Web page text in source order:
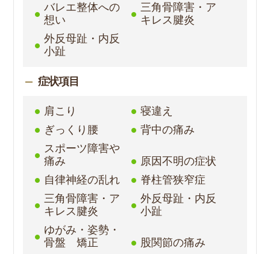
バレエ整体への
想い
三角骨障害・ア
キレス腱炎
外反母趾・内反
小趾
症状項目
肩こり
寝違え
ぎっくり腰
背中の痛み
スポーツ障害や
痛み
原因不明の症状
自律神経の乱れ
脊柱管狭窄症
三角骨障害・ア
キレス腱炎
外反母趾・内反
小趾
ゆがみ・姿勢・
骨盤 矯正
股関節の痛み